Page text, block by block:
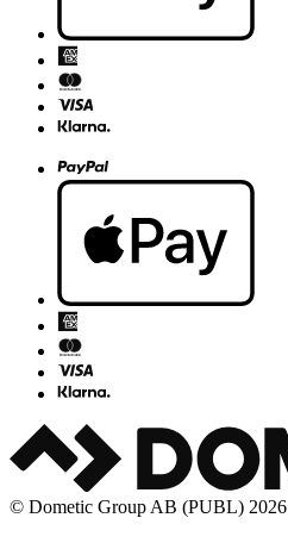
© Dometic Group AB (PUBL) 2026